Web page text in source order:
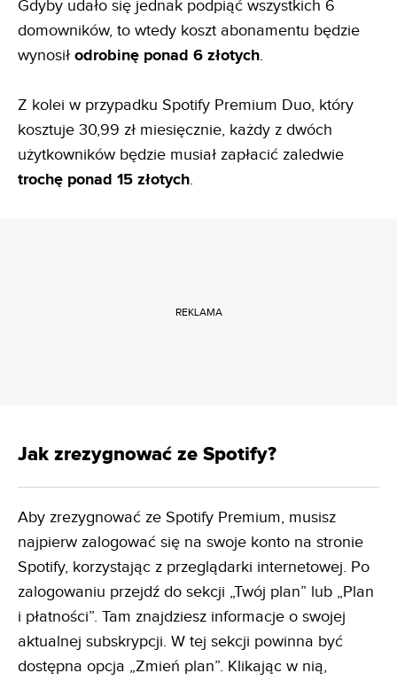
Gdyby udało się jednak podpiąć wszystkich 6
domowników, to wtedy koszt abonamentu będzie
wynosił odrobinę ponad 6 złotych.
Z kolei w przypadku Spotify Premium Duo, który
kosztuje 30,99 zł miesięcznie, każdy z dwóch
użytkowników będzie musiał zapłacić zaledwie
trochę ponad 15 złotych.
REKLAMA
Jak zrezygnować ze Spotify?
Aby zrezygnować ze Spotify Premium, musisz
najpierw zalogować się na swoje konto na stronie
Spotify, korzystając z przeglądarki internetowej. Po
zalogowaniu przejdź do sekcji „Twój plan” lub „Plan
i płatności”. Tam znajdziesz informacje o swojej
aktualnej subskrypcji. W tej sekcji powinna być
dostępna opcja „Zmień plan”. Klikając w nią,